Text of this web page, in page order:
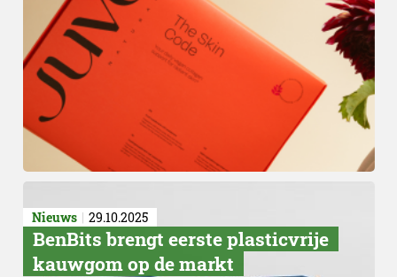
Nieuws 29.10.2025
BenBits brengt eerste plasticvrije
kauwgom op de markt